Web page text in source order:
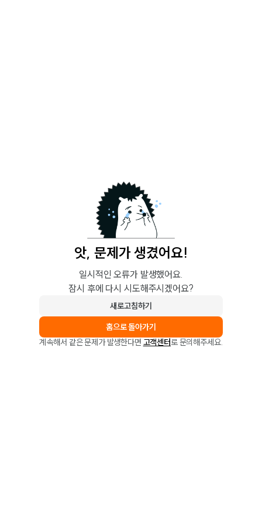
앗, 문제가 생겼어요!
일시적인 오류가 발생했어요.
잠시 후에 다시 시도해주시겠어요?
새로고침하기
홈으로 돌아가기
계속해서 같은 문제가 발생한다면 고객센터로 문의해주세요.